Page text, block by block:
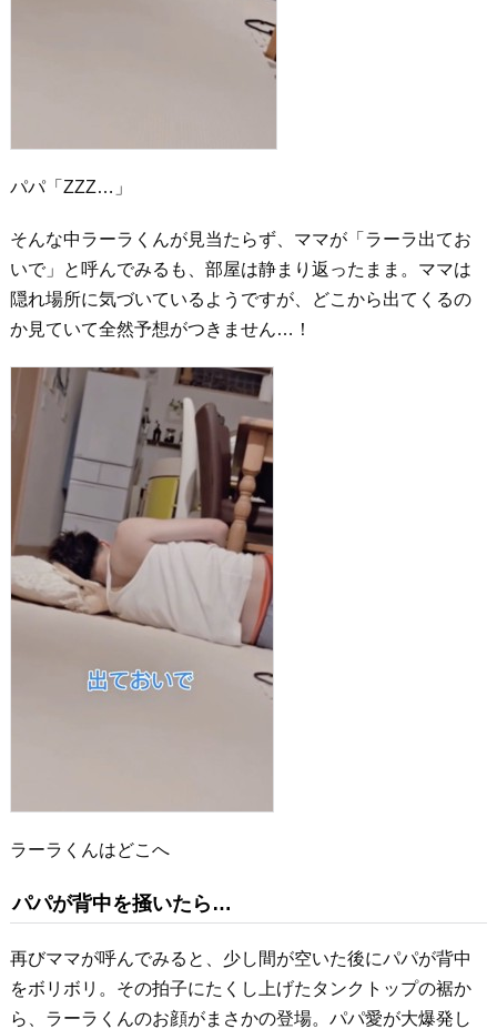
パパ「ZZZ…」
そんな中ラーラくんが見当たらず、ママが「ラーラ出てお
いで」と呼んでみるも、部屋は静まり返ったまま。ママは
隠れ場所に気づいているようですが、どこから出てくるの
か見ていて全然予想がつきません…！
ラーラくんはどこへ
パパが背中を掻いたら…
再びママが呼んでみると、少し間が空いた後にパパが背中
をボリボリ。その拍子にたくし上げたタンクトップの裾か
ら、ラーラくんのお顔がまさかの登場。パパ愛が大爆発し